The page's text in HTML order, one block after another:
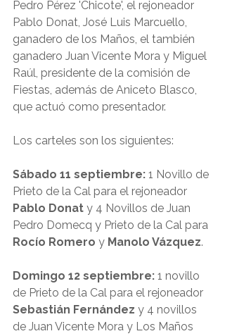
Pedro Pérez 'Chicote', el rejoneador
Pablo Donat, José Luis Marcuello,
ganadero de los Maños, el también
ganadero Juan Vicente Mora y Miguel
Raúl, presidente de la comisión de
Fiestas, además de Aniceto Blasco,
que actuó como presentador.
Los carteles son los siguientes:
Sábado 11 septiembre: 1 Novillo de
Prieto de la Cal para el rejoneador
Pablo Donat y 4 Novillos de Juan
Pedro Domecq y Prieto de la Cal para
Rocío Romero y Manolo Vázquez.
Domingo 12 septiembre: 1 novillo
de Prieto de la Cal para el rejoneador
Sebastián Fernández y 4 novillos
de Juan Vicente Mora y Los Maños